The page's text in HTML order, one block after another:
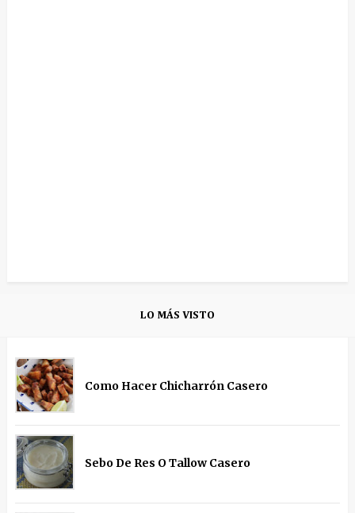
LO MÁS VISTO
Como Hacer Chicharrón Casero
Sebo De Res O Tallow Casero